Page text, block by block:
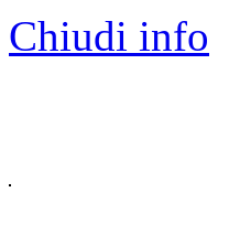
Chiudi info